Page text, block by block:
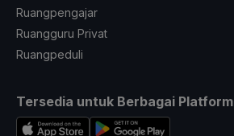
Ruangpengajar
Ruangguru Privat
Ruangpeduli
Tersedia untuk Berbagai Platform